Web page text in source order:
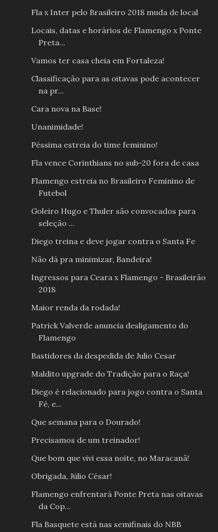
Fla x Inter pelo Brasileiro 2018 muda de local
Locais, datas e horários de Flamengo x Ponte
Preta...
Vamos ter casa cheia em Fortaleza!
Classificação para as oitavas pode acontecer
na pr...
Cara nova na Base!
Unanimidade!
Péssima estreia do time feminino!
Fla vence Corinthians no sub-20 fora de casa
Flamengo estreia no Brasileiro Feminino de
Futebol
Goleiro Hugo e Thuler são convocados para
seleção ...
Diego treina e deve jogar contra o Santa Fe
Não dá pra minimizar, Bandeira!
Ingressos para Ceara x Flamengo - Brasileirão
2018
Maior renda da rodada!
Patrick Valverde anuncia desligamento do
Flamengo
Bastidores da despedida de Julio Cesar
Maldito upgrade do Tradição para o Raça!
Diego é relacionado para jogo contra o Santa
Fé, e...
Que semana para o Dourado!
Precisamos de um treinador!
Que bom que vivi essa noite, no Maracanã!
Obrigada, Júlio César!
Flamengo enfrentará Ponte Preta nas oitavas
da Cop...
Fla Basquete está nas semifinais do NBB